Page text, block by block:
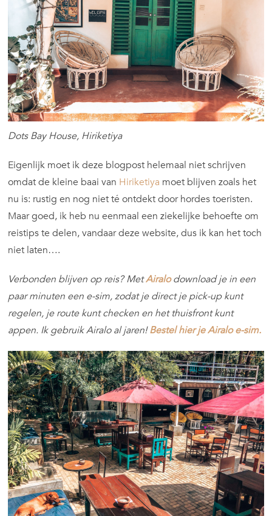
Dots Bay House, Hiriketiya
Eigenlijk moet ik deze blogpost helemaal niet schrijven
omdat de kleine baai van Hiriketiya moet blijven zoals het
nu is: rustig en nog niet té ontdekt door hordes toeristen.
Maar goed, ik heb nu eenmaal een ziekelijke behoefte om
reistips te delen, vandaar deze website, dus ik kan het toch
niet laten….
Verbonden blijven op reis? MetAiralodownload je in een
paar minuten een e-sim, zodat je direct je pick-up kunt
regelen, je route kunt checken en het thuisfront kunt
appen. Ik gebruik Airalo al jaren!Bestel hier je Airalo e-sim.